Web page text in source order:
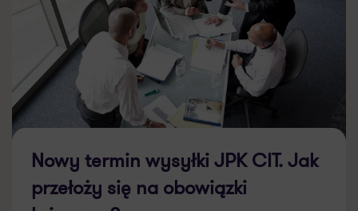
Nowy termin wysyłki JPK CIT. Jak
przełoży się na obowiązki